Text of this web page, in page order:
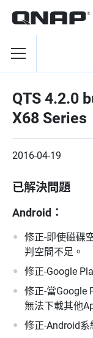
QTS 4.2.0
X68 Series
2016-04-19
已解決問題
Android：
修正-即使磁碟
判空間不足。
修正-Google
修正-當Google
無法下載其他
修正-Android系